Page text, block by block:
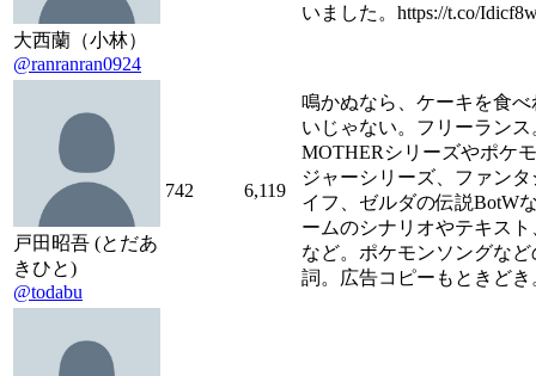
大西蘭（小林）
@ranranran0924
いました。https://t.co/
戸田昭吾 (とだあ
きひと)
@todabu
742 6,119
鳴かぬなら、ケーキを食べ
いじゃない。フリーランス
MOTHERシリーズやポケ
ジャーシリーズ、ファンタ
イフ、ゼルダの伝説BotW
ームのシナリオやテキスト
など。ポケモンソングなど
詞。広告コピーもときどき